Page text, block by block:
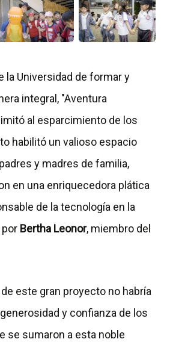
la Universidad de formar y
integral, "Aventura
al esparcimiento de los
habilitó un valioso espacio
y madres de familia,
en una enriquecedora plática
de la tecnología en la
Bertha Leonor, miembro del
este gran proyecto no habría
y confianza de los
se sumaron a esta noble